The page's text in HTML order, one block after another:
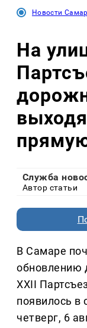
Новости
На
Служба
Автор статьи
В Самаре
обновлению
XXII
появилось в
четверг, 6